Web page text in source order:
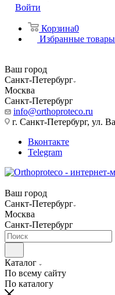
Войти
Корзина0
Избранные товары
Ваш город
Санкт-Петербург
Москва
Санкт-Петербург
info@orthoproteco.ru
г. Санкт-Петербург, ул.
Вконтакте
Telegram
Ваш город
Санкт-Петербург
Москва
Санкт-Петербург
Каталог
По всему сайту
По каталогу